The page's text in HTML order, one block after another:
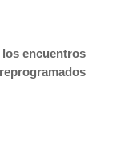
encuentros